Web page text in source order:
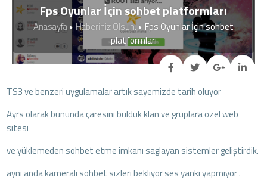
Fps Oyunlar İçin sohbet platformları
Anasayfa Haberiniz Olsun.
Fps Oyunlar İçin sohbet
platformları
TS3 ve benzeri uygulamalar artık sayemizde tarih oluyor
Ayrs olarak bununda çaresini bulduk klan ve gruplara özel web
sitesi
ve yüklemeden sohbet etme imkanı saglayan sistemler geliştirdik.
aynı anda kameralı sohbet sizleri bekliyor ses yankı yapmıyor .